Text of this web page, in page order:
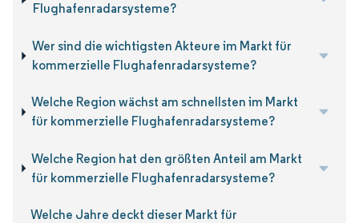
Flughafenradarsysteme?
Wer sind die wichtigsten Akteure im Markt für
kommerzielle Flughafenradarsysteme?
Welche Region wächst am schnellsten im Markt
für kommerzielle Flughafenradarsysteme?
Welche Region hat den größten Anteil am Markt
für kommerzielle Flughafenradarsysteme?
Welche Jahre deckt dieser Markt für